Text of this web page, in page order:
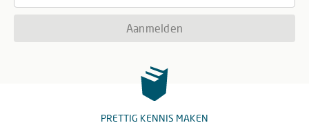
Aanmelden
PRETTIG KENNIS MAKEN